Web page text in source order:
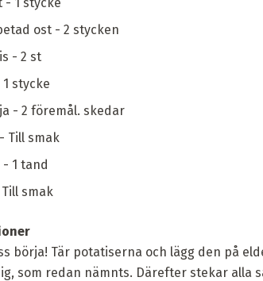
ost - 2 stycken
- 2 st
1 stycke
- 2 föremål. skedar
Till smak
1 tand
smak
börja! Tär potatiserna och lägg den på
som redan nämnts. Därefter stekar alla